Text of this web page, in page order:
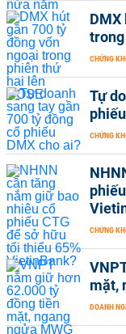
DMX
trong
CHỨNG
Tự
CHỨNG
CHỨNG
mặt,
DOANH